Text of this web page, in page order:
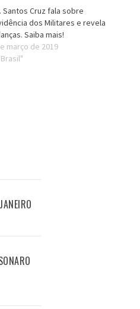
Santos Cruz fala sobre
dos Militares e revela
Saiba mais!
março de 2019